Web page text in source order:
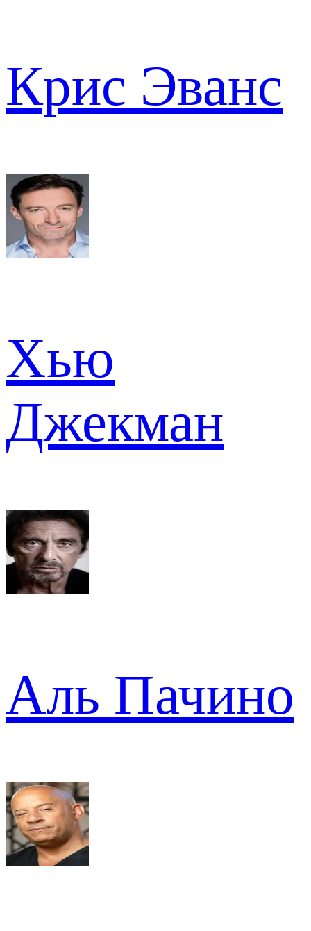
Крис Эванс
Хью
Джекман
Аль Пачино